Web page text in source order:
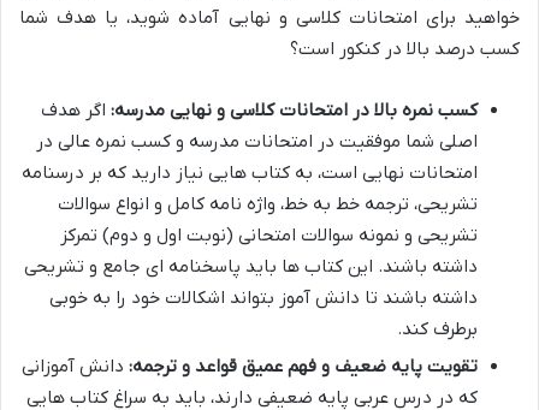
خواهید برای امتحانات کلاسی و نهایی آماده شوید، یا هدف شما
کسب درصد بالا در کنکور است؟
کسب نمره بالا در امتحانات کلاسی و نهایی مدرسه: اگر هدف
اصلی شما موفقیت در امتحانات مدرسه و کسب نمره عالی در
امتحانات نهایی است، به کتاب هایی نیاز دارید که بر درسنامه
تشریحی، ترجمه خط به خط، واژه نامه کامل و انواع سوالات
تشریحی و نمونه سوالات امتحانی (نوبت اول و دوم) تمرکز
داشته باشند. این کتاب ها باید پاسخنامه ای جامع و تشریحی
داشته باشند تا دانش آموز بتواند اشکالات خود را به خوبی
برطرف کند.
تقویت پایه ضعیف و فهم عمیق قواعد و ترجمه: دانش آموزانی
که در درس عربی پایه ضعیفی دارند، باید به سراغ کتاب هایی